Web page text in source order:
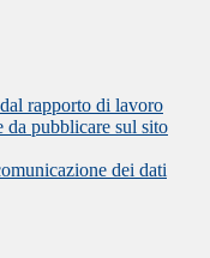
rapporto di lavoro
da pubblicare sul sito
dei dati